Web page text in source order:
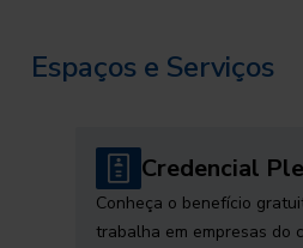
Espaços e Serviços
Credencial
Conheça o benefício
trabalha em empresas do